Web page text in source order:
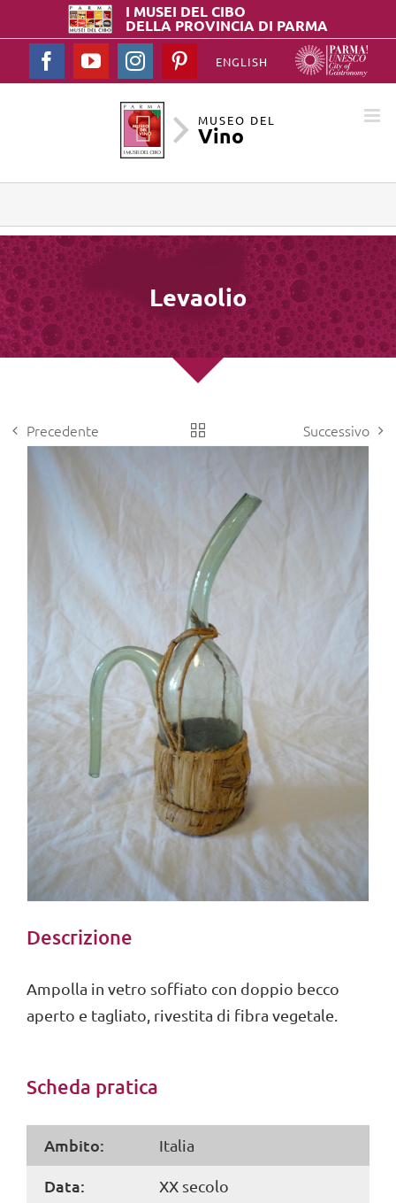
I MUSEI DELCIBO
DELLA PROVINCIA DI PARMA
ENGLISH
FacebookYouTubeInstagramPinterest
MUSEO DEL
Vino
Levaolio
Precedente Successivo
View
Descrizione
Ampolla in vetro soffiato con doppio becco
aperto e tagliato, rivestita di fibra vegetale.
Scheda pratica
Ambito: Italia
Data: XX secolo